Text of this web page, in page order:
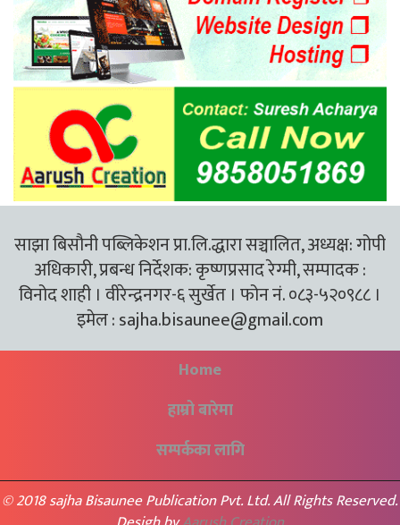
साझा बिसौनी पब्लिकेशन प्रा.लि.द्धारा सञ्चालित, अध्यक्ष: गोपी
अधिकारी, प्रबन्ध निर्देशक: कृष्णप्रसाद रेग्मी, सम्पादक :
विनोद शाही । वीरेन्द्रनगर-६ सुर्खेत । फोन नं. ०८३-५२०९८८ ।
इमेल :sajha.bisaunee@gmail.com
Home
हाम्रो बारेमा
सम्पर्कका लागि
© 2018 sajha Bisaunee Publication Pvt. Ltd. All Rights Reserved.